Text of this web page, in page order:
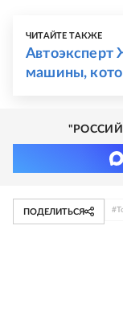
ЧИТАЙТЕ ТАКЖЕ
Автоэксперт
машины,
ПОДЕЛИТЬСЯ #